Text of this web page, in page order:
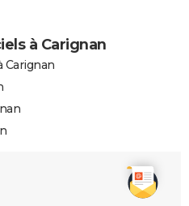
à Carignan
Carignan